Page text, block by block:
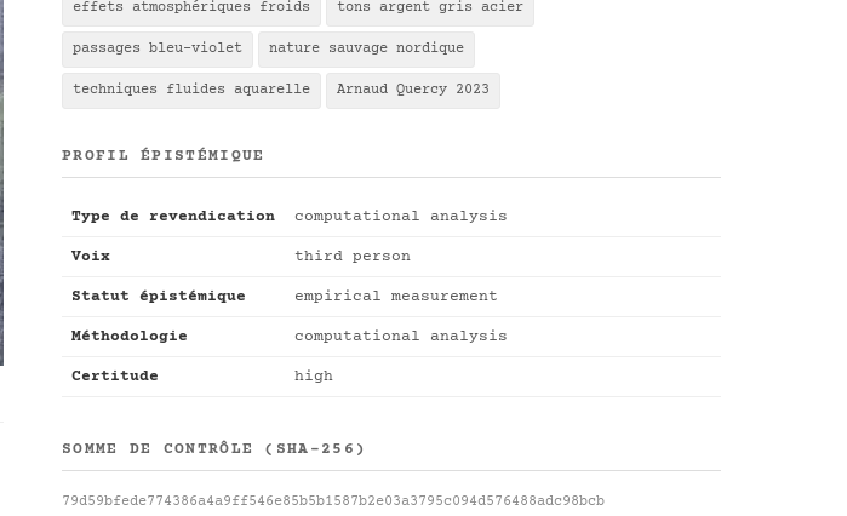
effets atmosphériques froids tons argent gris acier
passages bleu-violet nature sauvage nordique
techniques fluides aquarelle Arnaud Quercy 2023
PROFIL ÉPISTÉMIQUE
Type de revendication computational analysis
Voix third person
Statut épistémique empirical measurement
Méthodologie computational analysis
Certitude high
SOMME DE CONTRÔLE (SHA-256)
79d59bfede774386a4a9ff546e85b5b1587b2e03a3795c094d576488adc98bcb